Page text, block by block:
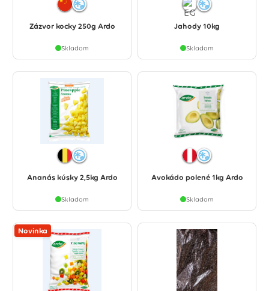
Zázvor kocky 250g Ardo
Skladom
Jahody 10kg
Skladom
Ananás kúsky 2,5kg Ardo
Skladom
Avokádo polené 1kg Ardo
Skladom
Novinka